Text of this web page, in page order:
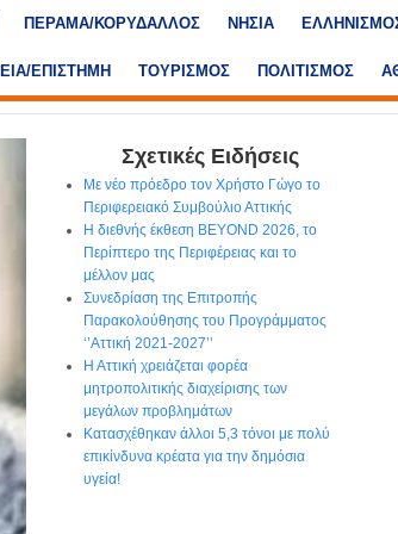
ΠΕΡΑΜΑ/ΚΟΡΥΔΑΛΛΟΣ ΝΗΣΙΑ
ΕΠΙΣΤΗΜΗ ΤΟΥΡΙΣΜΟΣ ΠΟΛΙΤΙΣΜΟΣ
Σχετικές Ειδήσεις
Με νέο πρόεδρο τον Χρήστο Γώγο το
Περιφερειακό Συμβούλιο Αττικής
Η διεθνής έκθεση BEYOND 2026, το
Περίπτερο της Περιφέρειας και το
μέλλον μας
Συνεδρίαση της Επιτροπής
Παρακολούθησης του Προγράμματος
‘’Αττική 2021-2027’’
Η Αττική χρειάζεται φορέα
μητροπολιτικής διαχείρισης των
μεγάλων προβλημάτων
Κατασχέθηκαν άλλοι 5,3 τόνοι με πολύ
επικίνδυνα κρέατα για την δημόσια
υγεία!